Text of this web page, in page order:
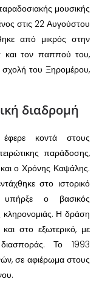
μουσικής
στις 22 Αυγούστου
από μικρός στην
και τον παππού του,
σχολή του Ξηρομέρου,
διαδρομή
κοντά στους
παράδοσης,
ο Χρόνης Καψάλης.
στο ιστορικό
υπήρξε ο βασικός
κληρονομιάς. Η δράση
στο εξωτερικό, με
Το 1993
σε αφιέρωμα στους